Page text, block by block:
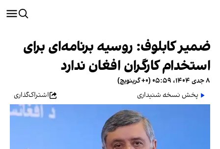
ضمیر کابلوف: روسیه برنامه‌ای برای
استخدام کارگران افغان ندارد
۸ جدی ۱۴۰۴، ۰۵:۵۹ (‎+۰ گرینویچ)
پخش نسخه شنیداری
اشتراک‌گذاری